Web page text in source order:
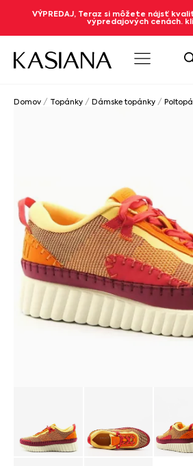
VÝPREDAJ, Teraz si môžete nájsť
výpredajových cenách.
Domov / Topánky / Dámske topánky /